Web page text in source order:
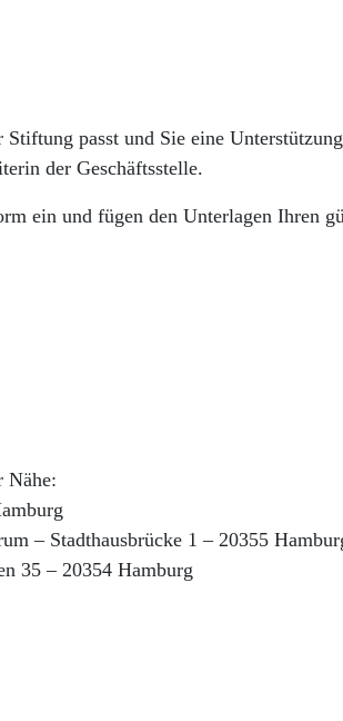
passt und Sie eine
der Geschäftsstelle.
ein und fügen den Unterlagen Ihren
Nähe:
– Stadthausbrücke 1 – 20355
35 – 20354 Hamburg